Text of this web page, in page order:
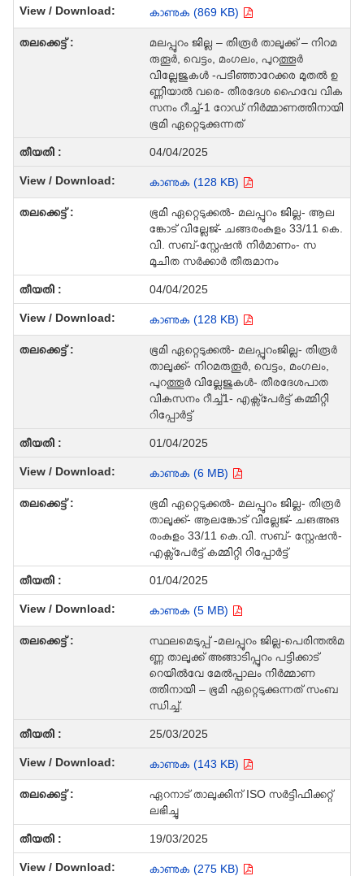
കാണുക (869 KB)
മലപ്പുറം ജില്ല – തിരൂർ താലൂക്ക് – നിറമ
രുതൂർ, വെട്ടം, മംഗലം, പുറത്തൂർ
വില്ലേജുകൾ -പടിഞ്ഞാറേക്കര മുതൽ ഉ
ണ്ണിയാൽ വരെ- തീരദേശ ഹൈവേ വിക
സനം റീച്ച്-1 റോഡ് നിർമ്മാണത്തിനായി
ഭൂമി ഏറ്റെടുക്കുന്നത്
04/04/2025
കാണുക (128 KB)
ഭൂമി ഏറ്റെടുക്കല്‍- മലപ്പുറം ജില്ല- ആല
ങ്കോട് വില്ലേജ്- ചങ്ങരംകുളം 33/11 കെ.
വി. സബ്-സ്റ്റേഷന്‍ നിര്‍മാണം- സ
മുചിത സര്‍ക്കാര്‍ തീരുമാനം
04/04/2025
കാണുക (128 KB)
ഭൂമി ഏറ്റെടുക്കല്‍- മലപ്പുറംജില്ല- തിരൂര്‍
താലൂക്ക്- നിറമരുതൂര്‍, വെട്ടം, മംഗലം,
പുറത്തൂര്‍ വില്ലേജുകള്‍- തീരദേശപാത
വികസനം റീച്ച്1- എക്സ്പേര്‍ട്ട് കമ്മിറ്റി
റിപ്പോര്‍ട്ട്
01/04/2025
കാണുക (6 MB)
ഭൂമി ഏറ്റെടുക്കല്‍- മലപ്പുറം ജില്ല- തിരൂര്‍
താലൂക്ക്- ആലങ്കോട് വില്ലേജ്- ചങഅങ
രംകുളം 33/11 കെ.വി. സബ്- സ്റ്റേഷന്‍-
എക്സ്പേര്‍ട്ട് കമ്മിറ്റി റിപ്പോര്‍ട്ട്
01/04/2025
കാണുക (5 MB)
സ്ഥലമെടുപ്പ് -മലപ്പുറം ജില്ല-പെരിന്തൽമ
ണ്ണ താലൂക്ക് അങ്ങാടിപ്പുറം പട്ടിക്കാട്
റെയിൽവേ മേൽപ്പാലം നിർമ്മാണ
ത്തിനായി – ഭൂമി ഏറ്റെടുക്കുന്നത് സംബ
ന്ധിച്ച്.
25/03/2025
കാണുക (143 KB)
ഏറനാട് താലുക്കിന് ISO സർട്ടിഫിക്കറ്റ്
ലഭിച്ചു
19/03/2025
കാണുക (275 KB)